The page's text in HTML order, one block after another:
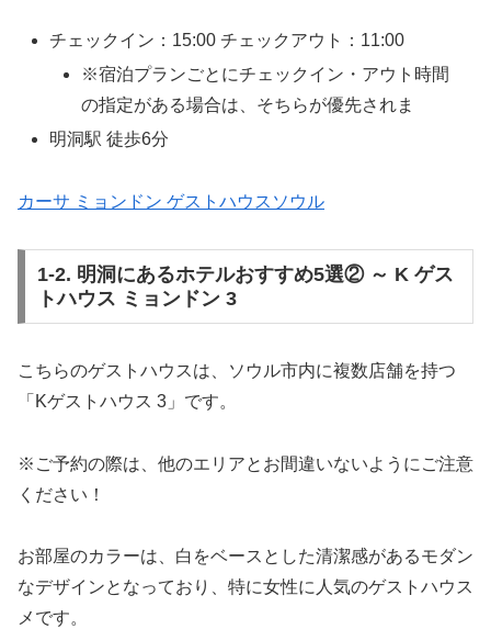
チェックイン：15:00 チェックアウト：11:00
※宿泊プランごとにチェックイン・アウト時間
の指定がある場合は、そちらが優先されま
明洞駅 徒歩6分
カーサ ミョンドン ゲストハウスソウル
1-2. 明洞にあるホテルおすすめ5選② ～ K ゲス
トハウス ミョンドン 3
こちらのゲストハウスは、ソウル市内に複数店舗を持つ
「Kゲストハウス 3」です。
※ご予約の際は、他のエリアとお間違いないようにご注意
ください！
お部屋のカラーは、白をベースとした清潔感があるモダン
なデザインとなっており、特に女性に人気のゲストハウス
メです。